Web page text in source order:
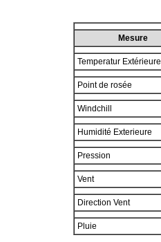
Mesure
Temperatur Extérieure
Point de rosée
Windchill
Humidité Exterieure
Pression
Vent
Direction Vent
Pluie